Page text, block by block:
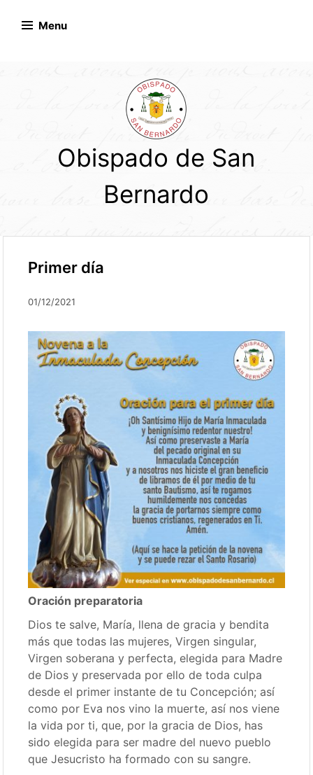
Menu
Obispado de San
Bernardo
Primer día
01/12/2021
Oración preparatoria
Dios te salve, María, llena de gracia y bendita
más que todas las mujeres, Virgen singular,
Virgen soberana y perfecta, elegida para Madre
de Dios y preservada por ello de toda culpa
desde el primer instante de tu Concepción; así
como por Eva nos vino la muerte, así nos viene
la vida por ti, que, por la gracia de Dios, has
sido elegida para ser madre del nuevo pueblo
que Jesucristo ha formado con su sangre.